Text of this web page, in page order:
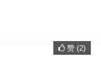
赞 (2)